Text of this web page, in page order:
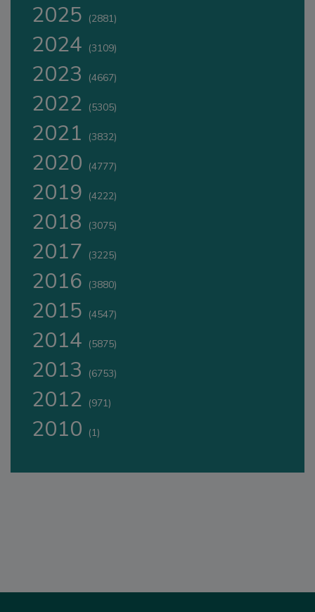
2025 (2881)
2024 (3109)
2023 (4667)
2022 (5305)
2021 (3832)
2020 (4777)
2019 (4222)
2018 (3075)
2017 (3225)
2016 (3880)
2015 (4547)
2014 (5875)
2013 (6753)
2012 (971)
2010 (1)